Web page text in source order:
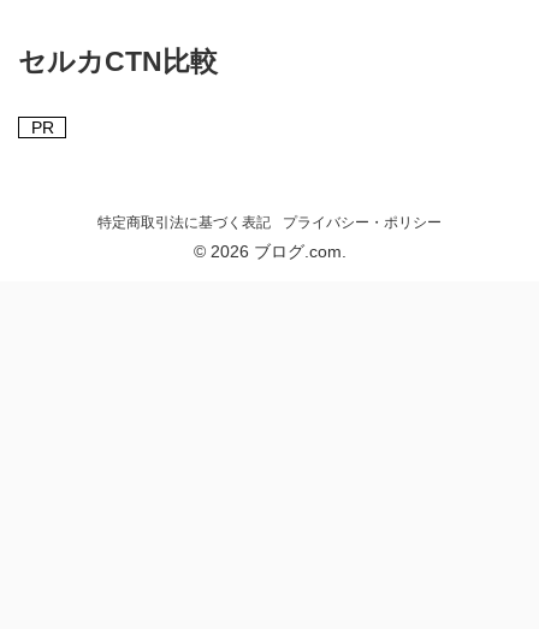
セルカCTN比較
PR
特定商取引法に基づく表記 プライバシー・ポリシー
© 2026 ブログ.com.